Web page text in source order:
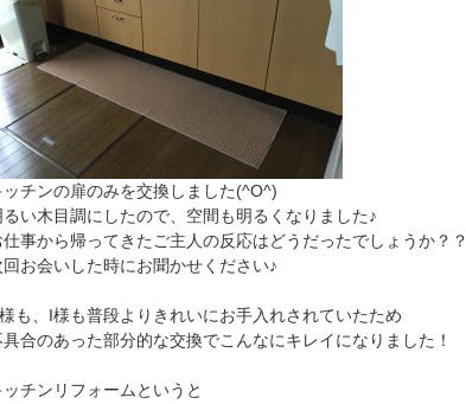
ッチンの扉のみを交換しました(^O^)
るい木目調にしたので、空間も明るくなりました♪
仕事から帰ってきたご主人の反応はどうだったでしょうか？？
回お会いした時にお聞かせください♪
も、I様も普段よりきれいにお手入れされていたため
具合のあった部分的な交換でこんなにキレイになりました！
ッチンリフォームというと